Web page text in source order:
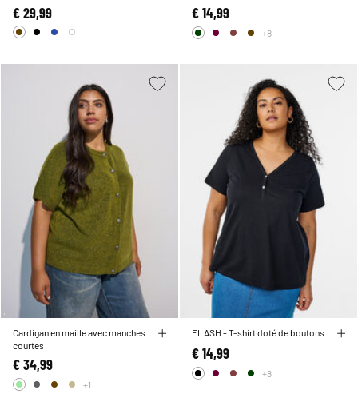
€ 29,99 € 14,99
+8
Cardigan en maille avec manches
courtes
€ 34,99
+1
FLASH - T-shirt doté de boutons
€ 14,99
+8